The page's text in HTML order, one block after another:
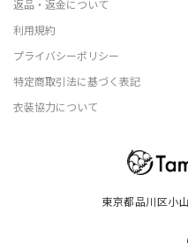
東京都品川区小
返品・返金について
利用規約
プライバシーポリシー
特定商取引法に基づく表記
衣装協力について